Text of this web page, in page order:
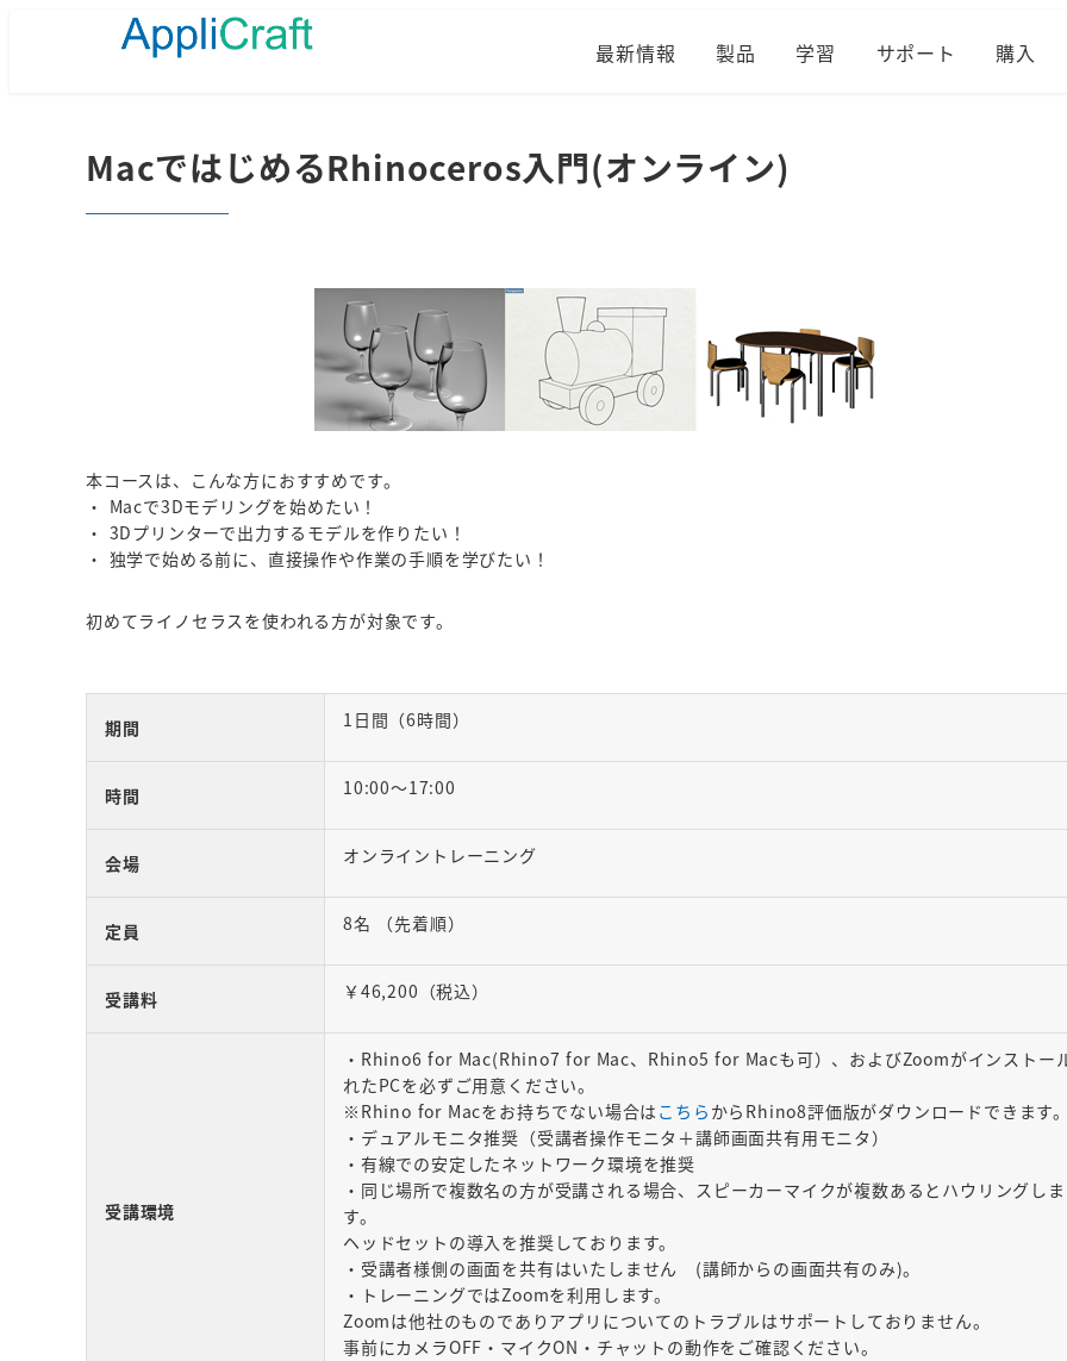
最新情報 製品 学習 サポート 購入
MacではじめるRhinoceros入門(オンライン)
本コースは、こんな方におすすめです。
・ Macで3Dモデリングを始めたい！
・ 3Dプリンターで出力するモデルを作りたい！
・ 独学で始める前に、直接操作や作業の手順を学びたい！
初めてライノセラスを使われる方が対象です。
期間 1日間（6時間）
時間 10:00～17:00
会場 オンライントレーニング
定員 8名 （先着順）
受講料 ￥46,200（税込）
受講環境
・Rhino6 for Mac(Rhino7 for Mac、Rhino5 for Macも可）、およびZoomがインストー
れたPCを必ずご用意ください。
※Rhino for Macをお持ちでない場合は こちら からRhino8評価版がダウンロードできます。
・デュアルモニタ推奨（受講者操作モニタ＋講師画面共有用モニタ）
・有線での安定したネットワーク環境を推奨
・同じ場所で複数名の方が受講される場合、スピーカーマイクが複数あるとハウリングしま
す。
ヘッドセットの導入を推奨しております。
・受講者様側の画面を共有はいたしません (講師からの画面共有のみ)。
・トレーニングではZoomを利用します。
Zoomは他社のものでありアプリについてのトラブルはサポートしておりません。
事前にカメラOFF・マイクON・チャットの動作をご確認ください。